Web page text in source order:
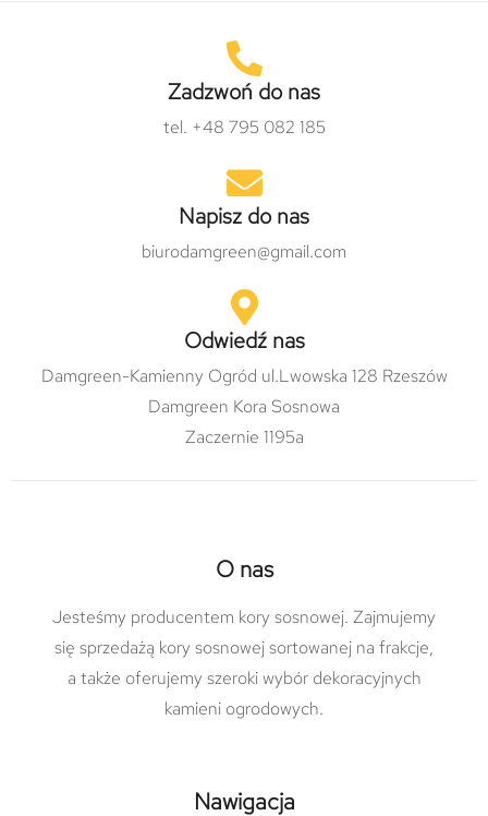
Zadzwoń do nas
tel. +48 795 082 185
Napisz do nas
biurodamgreen@gmail.com
Odwiedź nas
Damgreen-Kamienny Ogród ul.Lwowska 128 Rzeszów
Damgreen Kora Sosnowa
Zaczernie 1195a
O nas
Jesteśmy producentem kory sosnowej. Zajmujemy
się sprzedażą kory sosnowej sortowanej na frakcje,
a także oferujemy szeroki wybór dekoracyjnych
kamieni ogrodowych.
Nawigacja